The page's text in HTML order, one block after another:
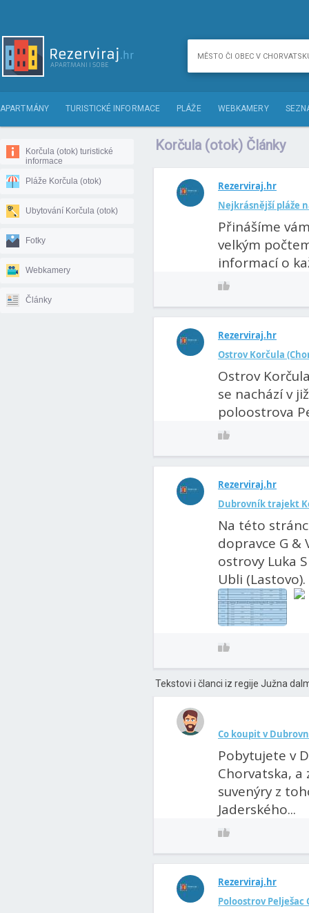
APARTMÁNY TURISTICKÉ INFORMACE PLÁŽE WEBKAMERY
Korčula (otok) turistické
informace
Pláže Korčula (otok)
Ubytování Korčula (otok)
Fotky
Webkamery
Články
Korčula (otok) Články
Rezerviraj.hr
Nejkrásnější pláže
Přinášíme
velkým
informací o
Rezerviraj.hr
Ostrov Korčula
Ostrov
se nachází v
poloostrova
Rezerviraj.hr
Dubrovník trajekt
Na této
dopravce G &
ostrovy Luka
Ubli
Tekstovi i članci iz regije Južna
Co koupit v
Pobytujete v
Chorvatska,
suvenýry z
Jaderského...
Rezerviraj.hr
Poloostrov